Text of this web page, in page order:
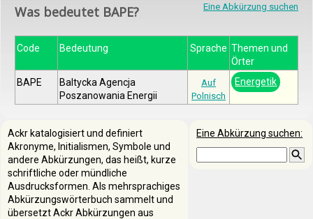
Eine Abkürzung suchen
Was bedeutet BAPE?
Code Bedeutung Sprache Themen und
Örter
BAPE
Baltycka Agencja
Poszanowania Energii
Auf
Polnisch
Energetik
Eine Abkürzung suchen:
Ackr katalogisiert und definiert
Akronyme, Initialismen, Symbole und
andere Abkürzungen, das heißt, kurze
schriftliche oder mündliche
Ausdrucksformen. Als mehrsprachiges
Abkürzungswörterbuch sammelt und
übersetzt Ackr Abkürzungen aus